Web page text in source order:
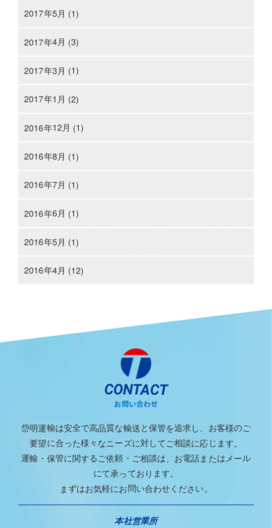
2017年5月 (1)
2017年4月 (3)
2017年3月 (1)
2017年1月 (2)
2016年12月 (1)
2016年8月 (1)
2016年7月 (1)
2016年6月 (1)
2016年5月 (1)
2016年4月 (12)
CONTACT
お問い合わせ
岱明運輸は安全で高品質な輸送と保管を追求し、お客様のご
要望に合った様々なニーズに対してご相談に応じます。
運輸・保管に関するご依頼・ご相談は、お電話またはメール
にて承っております。
まずはお気軽にお問い合わせください。
本社営業所